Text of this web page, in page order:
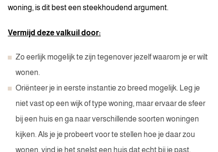
woning, is dit best een steekhoudend argument.
Vermijd deze valkuil door:
Zo eerlijk mogelijk te zijn tegenover jezelf waarom je er wilt
wonen.
Oriënteer je in eerste instantie zo breed mogelijk. Leg je
niet vast op een wijk of type woning, maar ervaar de sfeer
bij een huis en ga naar verschillende soorten woningen
kijken. Als je je probeert voor te stellen hoe je daar zou
wonen, vind je het snelst een huis dat echt bij je past.